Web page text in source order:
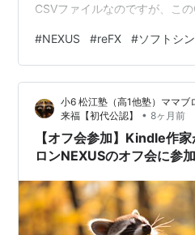
CSVファイルなのですが、こ
させる方式ではなく、ファイ
いでにパスを書き換えるとい
れが私にはどうにも使いづら
います。 「移動」が走るため
スを書き換えたい場合があっ
いファイルを設置済みだった
#NEXUS #reFX #ソフトシ
小6 松江塾（高1他塾）ママブ
来福【初代公認】
• 8ヶ月前
【オフ会参加】Kindle作
ロンNEXUSのオフ会に参